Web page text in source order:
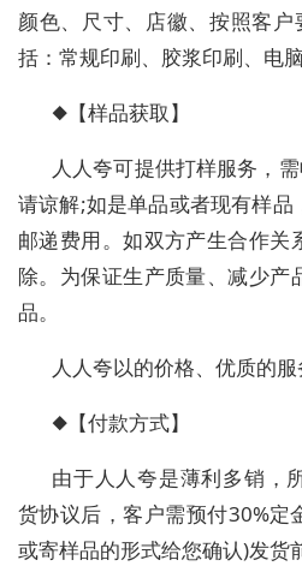
颜色、尺寸、店徽、按照客
括：常规印刷、胶浆印刷、电
◆【样品获取】
人人夸可提供打样服务，
请谅解;如是单品或者现有样品
邮递费用。如双方产生合作关
除。为保证生产质量、减少产
品。
人人夸以的价格、优质的服
◆【付款方式】
由于人人夸是薄利多销，
货协议后，客户需预付30%定
或寄样品的形式给您确认)发货